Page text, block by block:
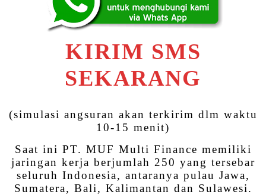
KIRIM SMS
SEKARANG
(simulasi angsuran akan terkirim dlm waktu
10-15 menit)
Saat ini PT. MUF Multi Finance memiliki
jaringan kerja berjumlah 250 yang tersebar
seluruh Indonesia, antaranya pulau Jawa,
Sumatera, Bali, Kalimantan dan Sulawesi.